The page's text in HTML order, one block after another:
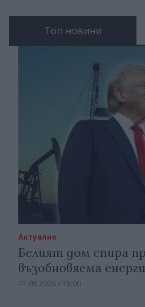
Топ новини
Актуално
Белият дом спира
възобновяема
07.08.2026 / 18:00